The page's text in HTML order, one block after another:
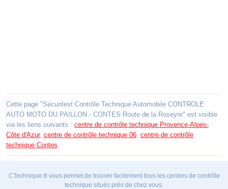
Cette page "Sécuritest Contrôle Technique Automobile CONTROLE
AUTO MOTO DU PAILLON - CONTES Route de la Roseyre" est visible
via les liens suivants : centre de contrôle technique Provence-Alpes-
Côte d'Azur, centre de contrôle technique 06, centre de contrôle
technique Contes.
CTechnique.fr vous permet de trouver facilement tous les centres de contrôle
technique situés près de chez vous.